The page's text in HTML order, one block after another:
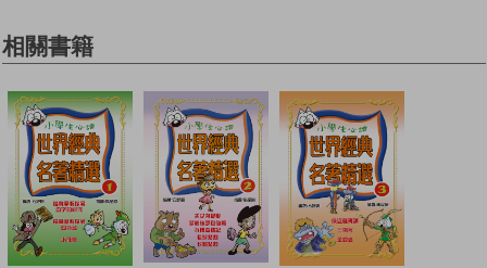
相關書籍